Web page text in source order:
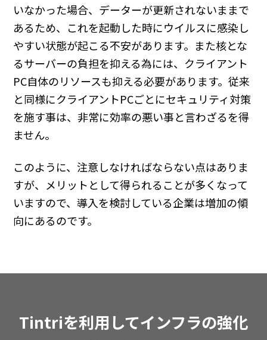
いなかった場合、データーが更新されないままで
あるため、これを起動した時にウイルスに感染し
やすい状態が起こる不安があります。また核とな
るサーバーの負担を抑える為には、クライアント
PC自体のリソースも抑える必要があります。従来
と同様にクライアントPCごとにセキュリティ対策
を施す事は、非常に効率の悪い事と言わざるを得
ません。
このように、注意しなければならない点はありま
すが、メリットとして得られることが多くなって
いますので、導入を検討している企業は増加の傾
向にあるのです。
Tintriを利用してインフラの強化